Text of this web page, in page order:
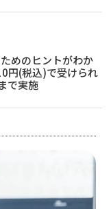
めのヒントがわか
円(税込)で受けられ
で実施